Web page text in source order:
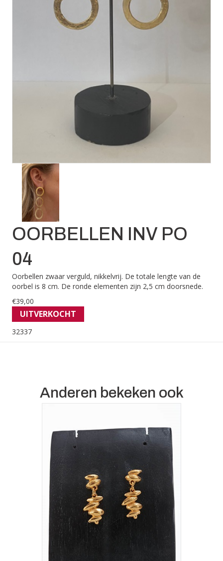
OORBELLEN INV PO
04
Oorbellen zwaar verguld, nikkelvrij. De totale lengte van de
oorbel is 8 cm. De ronde elementen zijn 2,5 cm doorsnede.
€39,00
UITVERKOCHT
32337
Anderen bekeken ook